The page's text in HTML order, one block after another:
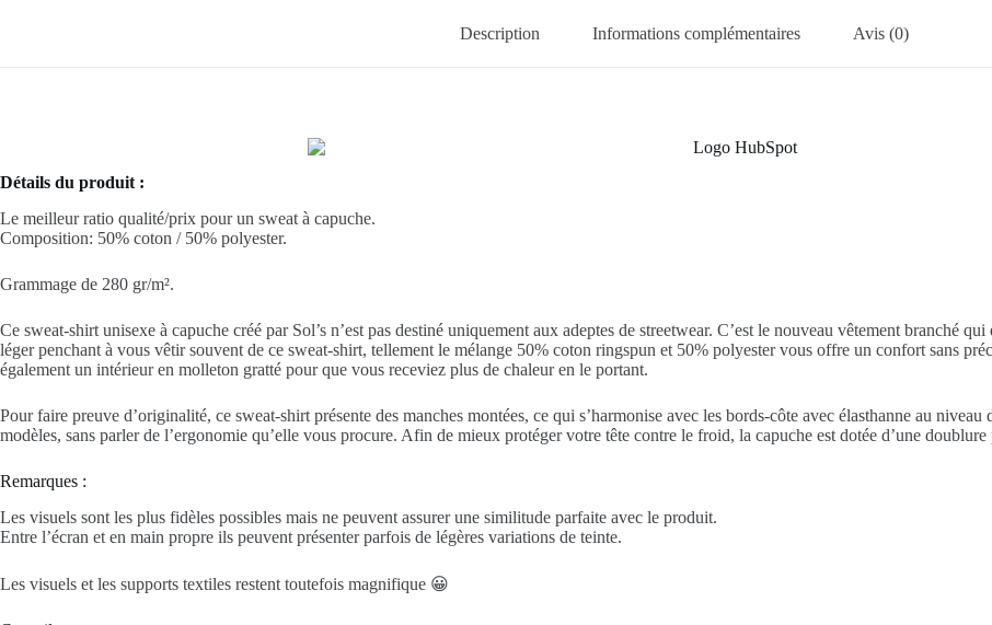
Description Informations complémentaires Avis (0)
Détails du produit :
Le meilleur ratio qualité/prix pour un sweat à capuche.
Composition: 50% coton / 50% polyester.
Grammage de 280 gr/m².
Ce sweat-shirt unisexe à capuche créé par Sol’s n’est pas destiné uniquement aux adeptes de streetwear. C’est le nouveau vêtement branché
léger penchant à vous vêtir souvent de ce sweat-shirt, tellement le mélange 50% coton ringspun et 50% polyestervous offre un confort sans
également un intérieur en molleton gratté pour que vous receviez plus de chaleur en le portant.
Pour faire preuve d’originalité, ce sweat-shirt présente des manches montées, ce qui s’harmonise avec les bords-côte avec élasthanne au
modèles, sans parler de l’ergonomie qu’elle vous procure. Afin de mieux protéger votre tête contre le froid, la capuche est dotée d’une
Remarques :
Les visuels sont les plus fidèles possibles mais ne peuvent assurer une similitude parfaite avec le produit.
Entre l’écran et en main propre ils peuvent présenter parfois de légères variations de teinte.
Les visuels et les supports textiles restent toutefois magnifique 😀